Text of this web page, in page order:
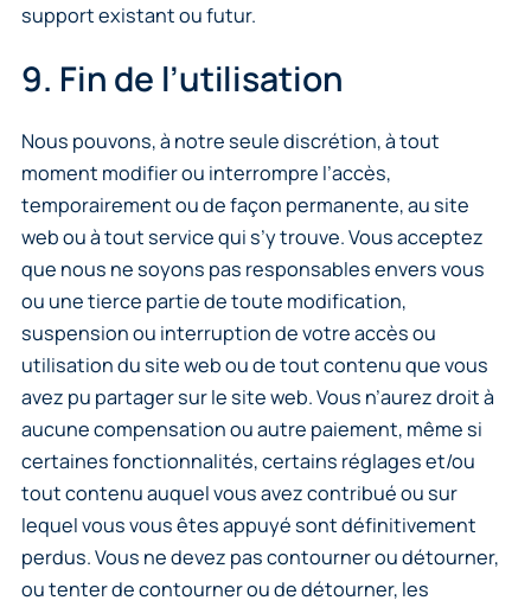
support existant ou futur.
9. Fin de l’utilisation
Nous pouvons, à notre seule discrétion, à tout
moment modifier ou interrompre l’accès,
temporairement ou de façon permanente, au site
web ou à tout service qui s’y trouve. Vous acceptez
que nous ne soyons pas responsables envers vous
ou une tierce partie de toute modification,
suspension ou interruption de votre accès ou
utilisation du site web ou de tout contenu que vous
avez pu partager sur le site web. Vous n’aurez droit à
aucune compensation ou autre paiement, même si
certaines fonctionnalités, certains réglages et/ou
tout contenu auquel vous avez contribué ou sur
lequel vous vous êtes appuyé sont définitivement
perdus. Vous ne devez pas contourner ou détourner,
ou tenter de contourner ou de détourner, les